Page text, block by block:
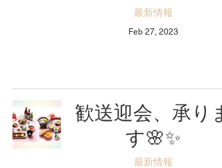
最新情報
Feb 27, 2023
歓送迎会、承りま
す🌸✨
最新情報